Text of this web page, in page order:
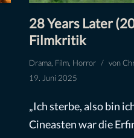
28 Years Later
Filmkritik
Drama Film Horror von
19. Juni 2025
„Ich sterbe, also bin
Cineasten war die